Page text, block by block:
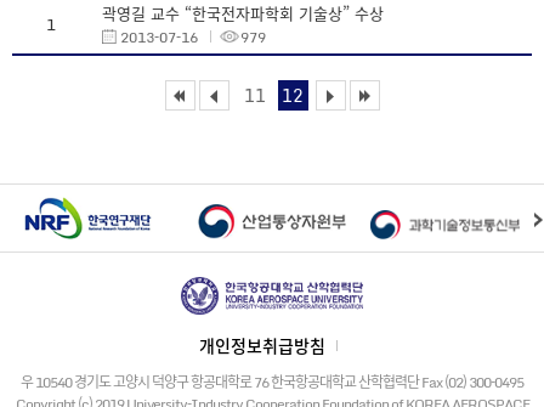
1 곽영길 교수 “한국전자파학회 기술상” 수상
2013-07-16 979
11 12
개인정보취급방침
우 10540 경기도 고양시 덕양구 항공대학로 76 한국항공대학교 산학협력단 Fax (02) 300-0495